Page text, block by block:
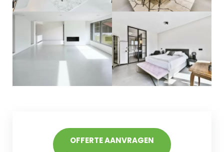
OFFERTE AANVRAGEN